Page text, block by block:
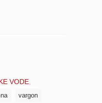
VODE
vargon